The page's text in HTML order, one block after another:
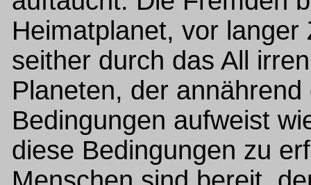
Heimatplanet, vor
seither durch das All
Planeten, der
Bedingungen aufweist
diese Bedingungen zu